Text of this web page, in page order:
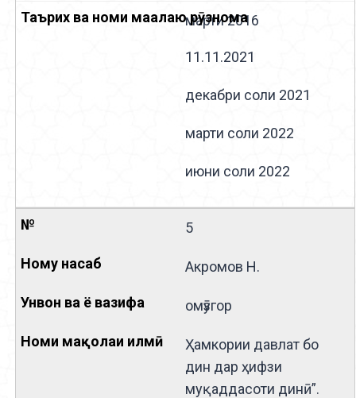
марти 2016
11.11.2021
декабри соли 2021
марти соли 2022
июни соли 2022
5
Акромов Н.
омӯзгор
Ҳамкории давлат бо
дин дар ҳифзи
муқаддасоти динӣ”.